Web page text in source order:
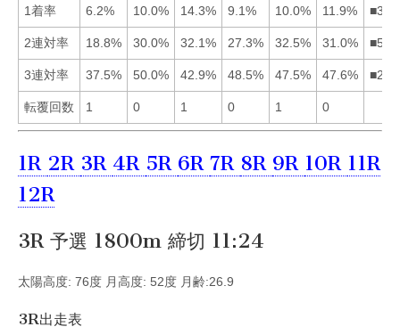
1着率 6.2% 10.0% 14.3% 9.1% 10.0% 11.9%
2連対率 18.8% 30.0% 32.1% 27.3% 32.5% 31.0%
3連対率 37.5% 50.0% 42.9% 48.5% 47.5% 47.6%
転覆回数 1 0 1 0 1 0
1R 2R 3R 4R 5R 6R 7R 8R 9R 10R 11R
12R
3R 予選 1800m 締切 11:24
太陽高度: 76度 月高度: 52度 月齢:26.9
3R出走表